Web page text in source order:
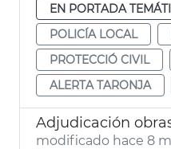
EN PORTADA
POLICÍA LOCAL
PROTECCIÓ CIVIL
ALERTA TARONJA
modificado hace 8